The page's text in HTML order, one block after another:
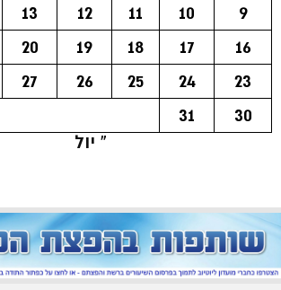
9
10
11
12
13
16
17
18
19
20
23
24
25
26
27
30
31
« יול